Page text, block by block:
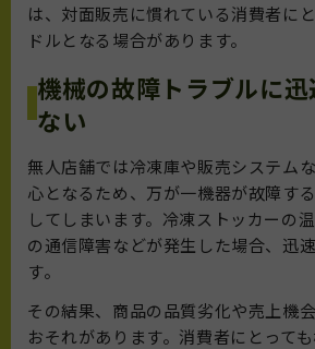
は、対面販売に慣れている消費者に
ドルとなる場合があります。
機械の故障トラブルに
ない
無人店舗では冷凍庫や販売システム
心となるため、万が一機器が故障す
してしまいます。冷凍ストッカーの
の通信障害などが発生した場合、迅
す。
その結果、商品の品質劣化や売上機
おそれがあります。消費者にとって